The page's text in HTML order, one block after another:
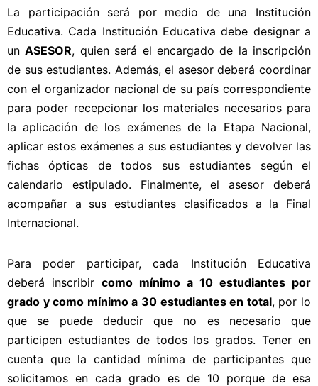
La participación será por medio de una Institución
Educativa. Cada Institución Educativa debe designar a
unASESOR, quien será el encargado de la inscripción
de sus estudiantes. Además, el asesor deberá coordinar
con el organizador nacional de su país correspondiente
para poder recepcionar los materiales necesarios para
la aplicación de los exámenes de la Etapa Nacional,
aplicar estos exámenes a sus estudiantes y devolver las
fichas ópticas de todos sus estudiantes según el
calendario estipulado. Finalmente, el asesor deberá
acompañar a sus estudiantes clasificados a la Final
Internacional.
Para poder participar, cada Institución Educativa
deberá inscribir como mínimo a 10 estudiantes por
grado y como mínimo a 30 estudiantes en total, por lo
que se puede deducir que no es necesario que
participen estudiantes de todos los grados. Tener en
cuenta que la cantidad mínima de participantes que
solicitamos en cada grado es de 10 porque de esa